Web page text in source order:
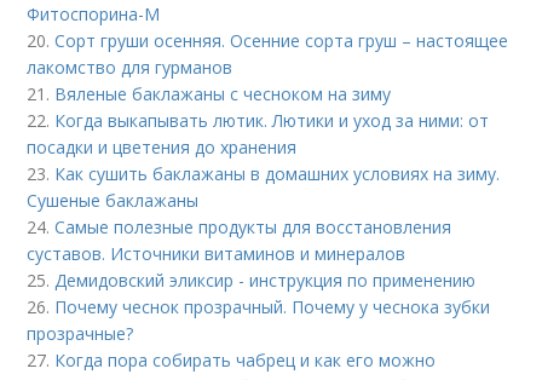
Фитоспорина-М
20.Сорт груши осенняя. Осенние сорта груш – настоящее
лакомство для гурманов
21. Вяленые баклажаны с чесноком на зиму
22. Когда выкапывать лютик. Лютики и уход за ними: от
посадки и цветения до хранения
23. Как сушить баклажаны в домашних условиях на зиму.
Сушеные баклажаны
24.Самые полезные продукты для восстановления
суставов. Источники витаминов и минералов
25. Демидовский эликсир - инструкция по применению
26. Почему чеснок прозрачный. Почему у чеснока зубки
прозрачные?
27. Когда пора собирать чабрец и как его можно